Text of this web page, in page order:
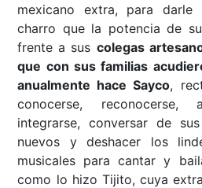
mexicano extra, para
charro que la potencia de
frente a sus colegas
que con sus familias
anualmente hace Sayco,
conocerse, reconocerse,
integrarse, conversar de
nuevos y deshacer los
musicales para cantar y
como lo hizo Tijito, cuya